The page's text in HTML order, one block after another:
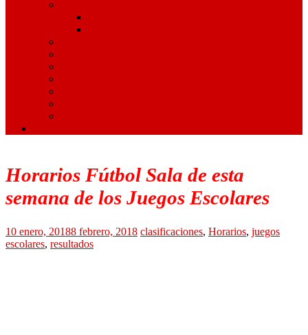
Horarios Fútbol Sala de esta
semana de los Juegos Escolares
10 enero, 20188 febrero, 2018 clasificaciones, Horarios, juegos
escolares, resultados